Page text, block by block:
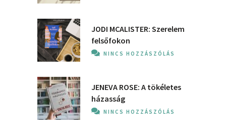
JODI MCALISTER: Szerelem
felsőfokon
NINCS HOZZÁSZÓLÁS
JENEVA ROSE: A ​tökéletes
házasság
NINCS HOZZÁSZÓLÁS